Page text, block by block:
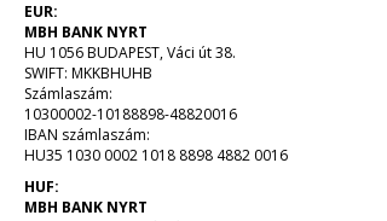
EUR:
MBH BANK NYRT
HU 1056 BUDAPEST, Váci út 38.
SWIFT: MKKBHUHB
Számlaszám:
10300002-10188898-48820016
IBAN számlaszám:
HU35 1030 0002 1018 8898 4882 0016
HUF:
MBH BANK NYRT